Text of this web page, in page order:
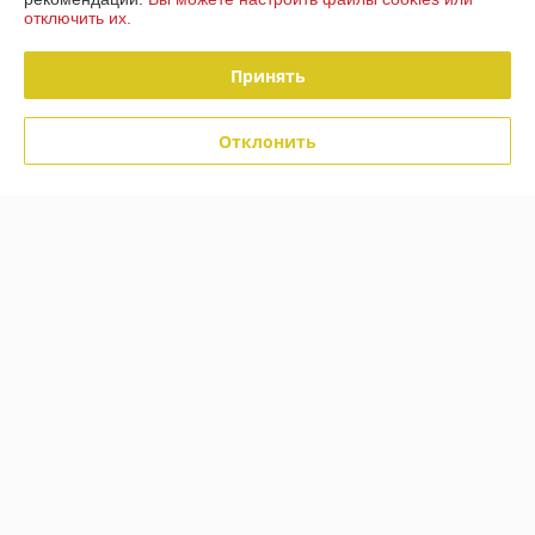
Контакты
Доставка и оплата
отключить их.
Принять
Отклонить